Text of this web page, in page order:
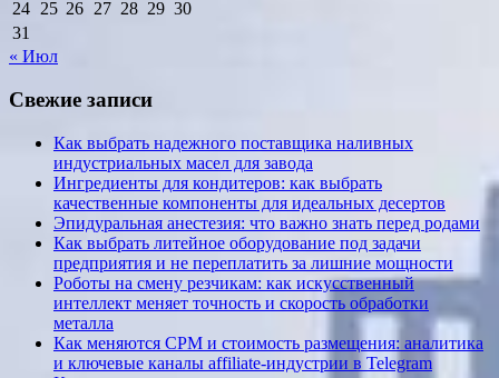
24 25 26 27 28 29 30
31
« Июл
Свежие записи
Как выбрать надежного поставщика наливных
индустриальных масел для завода
Ингредиенты для кондитеров: как выбрать
качественные компоненты для идеальных десертов
Эпидуральная анестезия: что важно знать перед родами
Как выбрать литейное оборудование под задачи
предприятия и не переплатить за лишние мощности
Роботы на смену резчикам: как искусственный
интеллект меняет точность и скорость обработки
металла
Как меняются CPM и стоимость размещения: аналитика
и ключевые каналы affiliate-индустрии в Telegram